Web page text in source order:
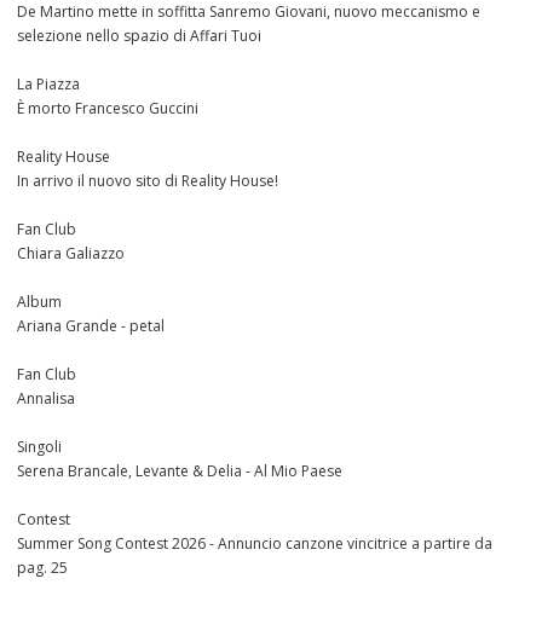
De Martino mette in soffitta Sanremo Giovani, nuovo meccanismo e
selezione nello spazio di Affari Tuoi
La Piazza
È morto Francesco Guccini
Reality House
In arrivo il nuovo sito di Reality House!
Fan Club
Chiara Galiazzo
Album
Ariana Grande - petal
Fan Club
Annalisa
Singoli
Serena Brancale, Levante & Delia - Al Mio Paese
Contest
Summer Song Contest 2026 - Annuncio canzone vincitrice a partire da
pag. 25